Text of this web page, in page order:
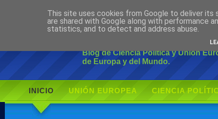
Ciudadano
Blog de Ciencia Política y Unión
de Europa y del Mundo.
INICIO UNIÓN EUROPEA CIENCIA
This site uses cookies from Google to deliver its
are shared with Google along with performance
statistics, and to detect and address abuse.